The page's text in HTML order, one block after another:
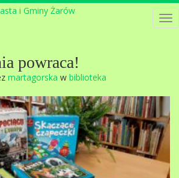
powraca!
martagorska w biblioteka